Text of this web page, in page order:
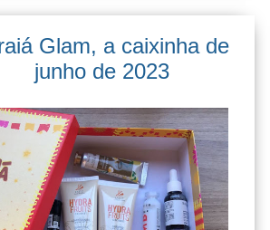
Glam, a caixinha de
junho de 2023